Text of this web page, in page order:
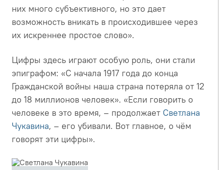
них много субъективного, но это дает
возможность вникать в происходившее через
их искреннее простое слово».
Цифры здесь играют особую роль, они стали
эпиграфом: «С начала 1917 года до конца
Гражданской войны наша страна потеряла от 12
до 18 миллионов человек». «Если говорить о
человеке в это время, – продолжает Светлана
Чукавина, – его убивали. Вот главное, о чём
говорят эти цифры».